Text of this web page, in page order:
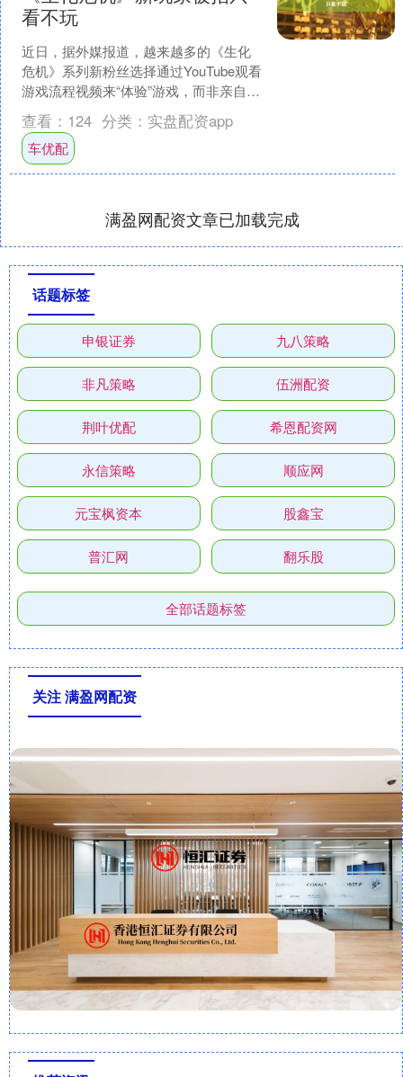
看不玩
近日，据外媒报道，越来越多的《生化
危机》系列新粉丝选择通过YouTube观看
游戏流程视频来“体验”游戏，而非亲自上
手游玩。这一“云通关”现象在年轻玩家群
体中尤为....
查看： 124 分类： 实盘配资app
车优配
满盈网配资文章已加载完成
话题标签
申银证券 九八策略
非凡策略 伍洲配资
荆叶优配 希恩配资网
永信策略 顺应网
元宝枫资本 股鑫宝
普汇网 翻乐股
全部话题标签
关注 满盈网配资